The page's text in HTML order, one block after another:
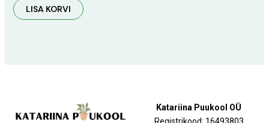
LISA KORVI
Katariina Puukool OÜ